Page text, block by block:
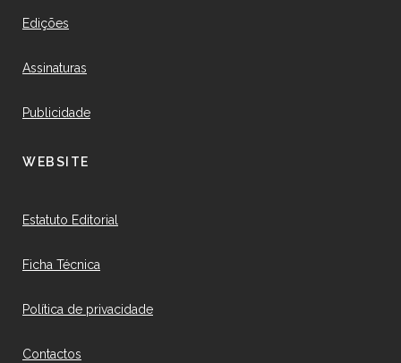
Edições
Assinaturas
Publicidade
WEBSITE
Estatuto Editorial
Ficha Técnica
Política de privacidade
Contactos